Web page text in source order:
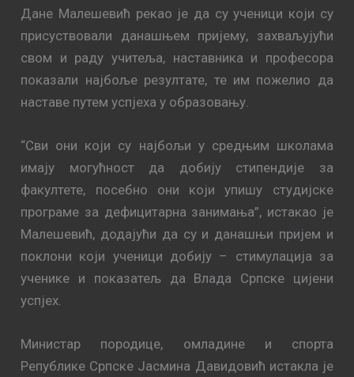
Дане Малешевић рекао је да су ученици који су
присуствовали данашњем пријему, захваљујући
свом и раду учитеља, наставника и професора
показали најбоље резултате, те им пожелио да
наставе путем успјеха у образовању.
“Сви они који су најбољи у средњим школама
имају могућност да добију стипендије за
факултете, посебно они који упишу студијске
програме за дефицитарна занимања”, истакао је
Малешевић, додајући да су и данашњи пријем и
поклони који ученици добију – стимулација за
ученике и показатељ да Влада Српске цијени
успјех.
Министар породице, омладине и спорта
Републике Српске Јасмина Давидовић истакла је